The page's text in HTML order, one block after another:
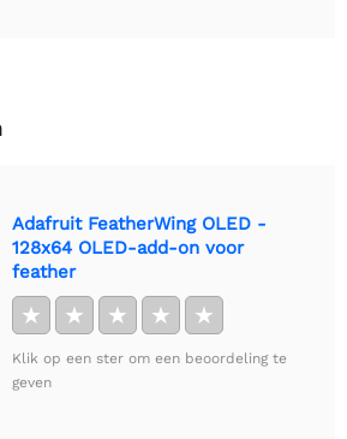
Adafruit FeatherWing OLED -
128x64 OLED-add-on voor
feather
★ ★ ★ ★ ★
Klik op een ster om een beoordeling te
geven